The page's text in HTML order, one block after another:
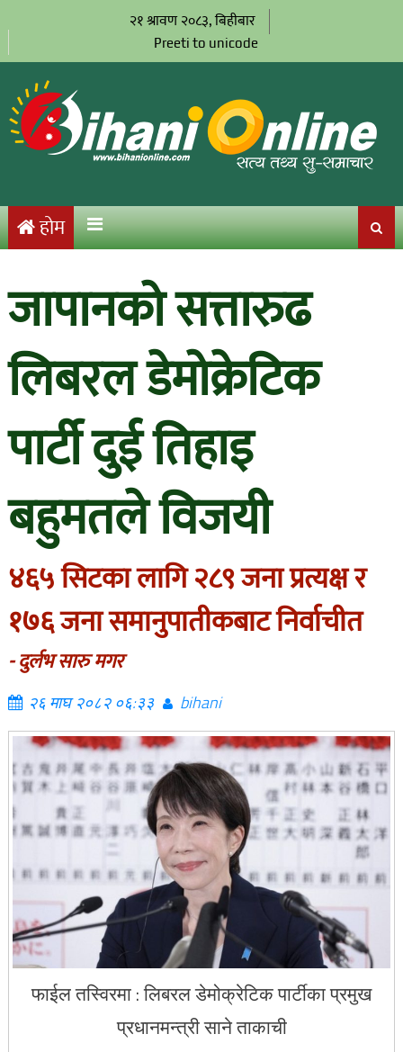
२१ श्रावण २०८३, बिहीबार
Preeti to unicode
होम
जापानको सत्तारुढ
लिबरल डेमोक्रेटिक
पार्टी दुई तिहाइ
बहुमतले विजयी
४६५ सिटका लागि २८९ जना प्रत्यक्ष र
१७६ जना समानुपातीकबाट निर्वाचीत
- दुर्लभ सारु मगर
२६ माघ २०८२ ०६:३३ bihani
फाईल तस्विरमा : लिबरल डेमोक्रेटिक पार्टीका प्रमुख
प्रधानमन्त्री साने ताकाची